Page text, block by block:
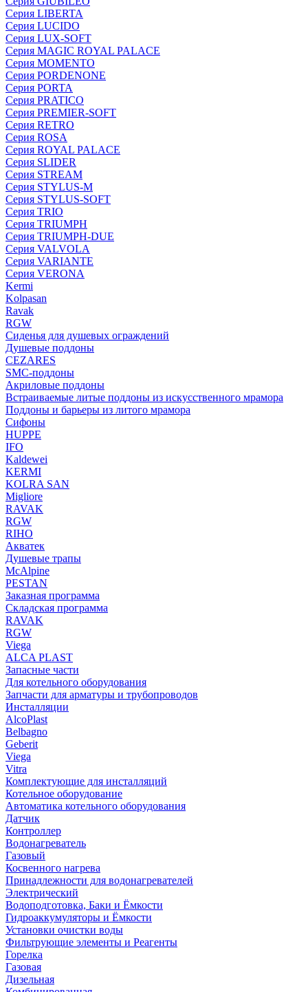
Серия LIBERTA
Серия LUCIDO
Серия LUX-SOFT
Серия MAGIC ROYAL PALACE
Серия MOMENTO
Серия PORDENONE
Серия PORTA
Серия PRATICO
Серия PREMIER-SOFT
Серия RETRO
Серия ROSA
Серия ROYAL PALACE
Серия SLIDER
Серия STREAM
Серия STYLUS-M
Серия STYLUS-SOFT
Серия TRIO
Серия TRIUMPH
Серия TRIUMPH-DUE
Серия VALVOLA
Серия VARIANTE
Серия VERONA
Kermi
Kolpasan
Ravak
RGW
Сиденья для душевых ограждений
Душевые поддоны
CEZARES
SMC-поддоны
Акриловые поддоны
Встраиваемые литые поддоны из искусственного мрамора
Поддоны и барьеры из литого мрамора
Сифоны
HUPPE
IFO
Kaldewei
KERMI
KOLRA SAN
Migliore
RAVAK
RGW
RIHO
Акватек
Душевые трапы
McAlpine
PESTAN
Заказная программа
Складская программа
RAVAK
RGW
Viega
АLCA PLAST
Запасные части
Для котельного оборудования
Запчасти для арматуры и трубопроводов
Инсталляции
AlcoPlast
Belbagno
Geberit
Viega
Vitra
Комплектующие для инсталляций
Котельное оборудование
Автоматика котельного оборудования
Датчик
Контроллер
Водонагреватель
Газовый
Косвенного нагрева
Принадлежности для водонагревателей
Электрический
Водоподготовка, Баки и Ёмкости
Гидроаккумуляторы и Ёмкости
Установки очистки воды
Фильтрующие элементы и Реагенты
Горелка
Газовая
Дизельная